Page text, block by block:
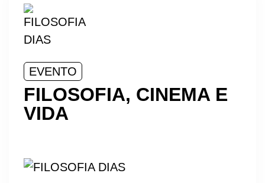
EVENTO
FILOSOFIA, CINEMA E
VIDA